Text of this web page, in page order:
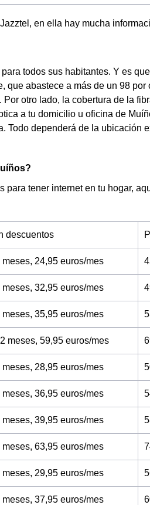
en ella hay mucha
todos sus habitantes. Y es
que abastece a más de un 98 por
otro lado, la cobertura de la
a tu domicilio u oficina de
Todo dependerá de la ubicación
tener internet en tu hogar,
descuentos
meses, 24,95 euros/mes
meses, 32,95 euros/mes
meses, 35,95 euros/mes
meses, 59,95 euros/mes
meses, 28,95 euros/mes
meses, 36,95 euros/mes
meses, 39,95 euros/mes
meses, 63,95 euros/mes
meses, 29,95 euros/mes
meses, 37,95 euros/mes